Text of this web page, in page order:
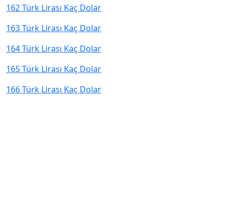
162 Türk Lirası Kaç Dolar
163 Türk Lirası Kaç Dolar
164 Türk Lirası Kaç Dolar
165 Türk Lirası Kaç Dolar
166 Türk Lirası Kaç Dolar